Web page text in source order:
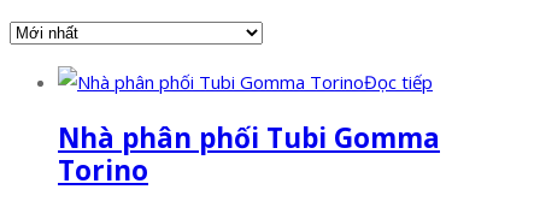
Đọc tiếp
Nhà phân phối Tubi Gomma
Torino